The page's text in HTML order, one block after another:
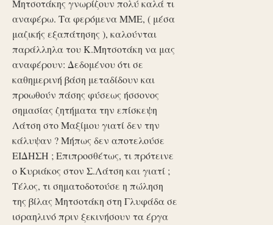
Μητσοτάκης γνωρίζουν πολύ καλά τι
αναφέρω. Τα φερόμενα ΜΜΕ, ( μέσα
μαζικής εξαπάτησης ), καλούνται
παράλληλα του Κ.Μητσοτάκη να μας
αναφέρουν: Δεδομένου ότι σε
καθημερινή βάση μεταδίδουν και
προωθούν πάσης φύσεως ήσσονος
σημασίας ζητήματα την επίσκεψη
Λάτση στο Μαξίμου γιατί δεν την
κάλυψαν ? Μήπως δεν αποτελούσε
ΕΙΔΗΣΗ ; Επιπροσθέτως, τι πρότεινε
ο Κυριάκος στον Σ.Λάτση και γιατί ;
Τέλος, τι σηματοδοτούσε η πώληση
της βίλας Μητσοτάκη στη Γλυφάδα σε
ισραηλινό πριν ξεκινήσουν τα έργα